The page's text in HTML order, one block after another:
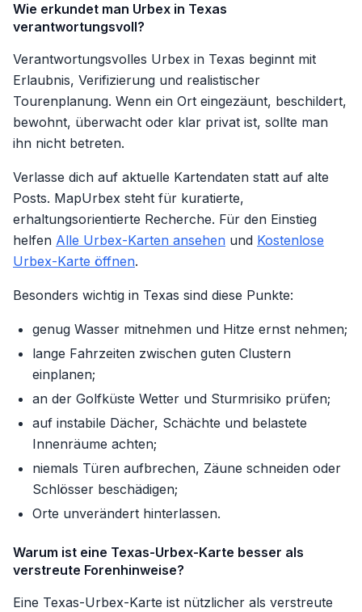
Wie erkundet man Urbex in Texas
verantwortungsvoll?
Verantwortungsvolles Urbex in Texas beginnt mit
Erlaubnis, Verifizierung und realistischer
Tourenplanung. Wenn ein Ort eingezäunt, beschildert,
bewohnt, überwacht oder klar privat ist, sollte man
ihn nicht betreten.
Verlasse dich auf aktuelle Kartendaten statt auf alte
Posts. MapUrbex steht für kuratierte,
erhaltungsorientierte Recherche. Für den Einstieg
helfen Alle Urbex-Karten ansehen und Kostenlose
Urbex-Karte öffnen.
Besonders wichtig in Texas sind diese Punkte:
genug Wasser mitnehmen und Hitze ernst nehmen;
lange Fahrzeiten zwischen guten Clustern
einplanen;
an der Golfküste Wetter und Sturmrisiko prüfen;
auf instabile Dächer, Schächte und belastete
Innenräume achten;
niemals Türen aufbrechen, Zäune schneiden oder
Schlösser beschädigen;
Orte unverändert hinterlassen.
Warum ist eine Texas-Urbex-Karte besser als
verstreute Forenhinweise?
Eine Texas-Urbex-Karte ist nützlicher als verstreute